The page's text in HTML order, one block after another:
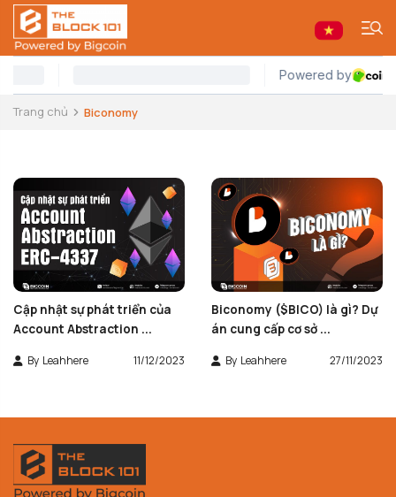
Trang chủ Biconomy
Cập nhật sự phát triển của
Account Abstraction ...
By Leahhere 11/12/2023
Biconomy ($BICO) là gì? Dự
án cung cấp cơ sở ...
By Leahhere 27/11/2023